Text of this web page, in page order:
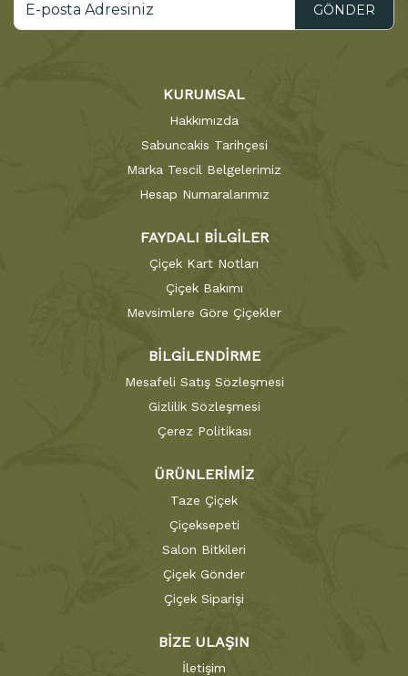
GÖNDER
KURUMSAL
Hakkımızda
Sabuncakis Tarihçesi
Marka Tescil Belgelerimiz
Hesap Numaralarımız
FAYDALI BİLGİLER
Çiçek Kart Notları
Çiçek Bakımı
Mevsimlere Göre Çiçekler
BİLGİLENDİRME
Mesafeli Satış Sözleşmesi
Gizlilik Sözleşmesi
Çerez Politikası
ÜRÜNLERİMİZ
Taze Çiçek
Çiçeksepeti
Salon Bitkileri
Çiçek Gönder
Çiçek Siparişi
BİZE ULAŞIN
İletişim